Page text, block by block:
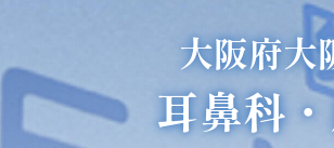
大阪府大
耳鼻科